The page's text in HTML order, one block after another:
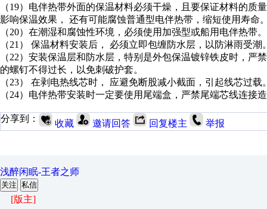
（19）电伴热带外面的保温材料必须干燥，且要保证材料的质
影响保温效果， 还有可能腐蚀普通型电伴热带，缩短使用寿命
（20）在潮湿和腐蚀性环境，必须使用加强型或船用电伴热带。
（21） 保温材料安装后， 必须立即包缠防水层，以防淋雨受潮
（22）安装保温层和防水层，特别是外包保温镀锌铁皮时，严
的螺钉不得过长，以免刺破护套。
（23） 在剥电热线芯时， 应避免断股减小截面，引起线芯过载
（24）电伴热带安装时一定要使用尾端盒，严禁尾端芯线连接
分享到： 收藏 邀请回答 回复楼主 举报
浅醉闲眠-王者之师
关注 私信
[版主]